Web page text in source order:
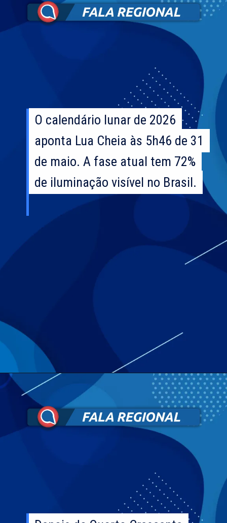
O calendário lunar de 2026
aponta Lua Cheia às 5h46 de 31
de maio. A fase atual tem 72%
de iluminação visível no Brasil.
O calendário lunar de 2026
aponta Lua Cheia às 5h46 de 31
de maio. A fase atual tem 72%
de iluminação visível no Brasil.